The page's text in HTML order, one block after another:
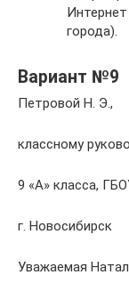
города).
Вариант №9
Петровой Н. Э.,
классному
9 «А» класса,
г. Новосибирск
Уважаемая